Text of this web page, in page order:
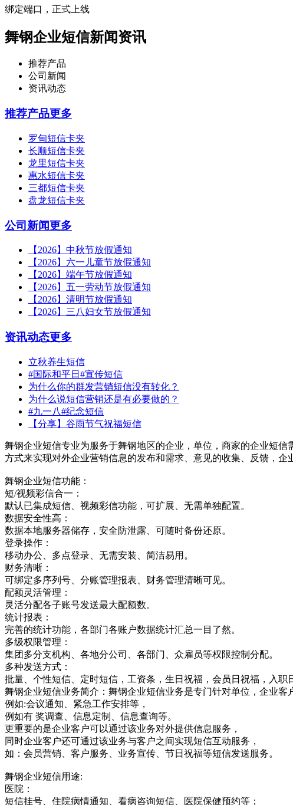
绑定端口，正式上线
舞钢企业短信新闻资讯
推荐产品
公司新闻
资讯动态
推荐产品更多
罗甸短信卡夹
长顺短信卡夹
龙里短信卡夹
惠水短信卡夹
三都短信卡夹
盘龙短信卡夹
公司新闻更多
【2026】中秋节放假通知
【2026】六一儿童节放假通知
【2026】端午节放假通知
【2026】五一劳动节放假通知
【2026】清明节放假通知
【2026】三八妇女节放假通知
资讯动态更多
立秋养生短信
#国际和平日#宣传短信
为什么你的群发营销短信没有转化？
为什么说短信营销还是有必要做的？
#九一八#纪念短信
【分享】谷雨节气祝福短信
舞钢企业短信专业为服务于舞钢地区的企业，单位，商家的企业短
方式来实现对外企业营销信息的发布和需求、意见的收集、反馈，企
舞钢企业短信功能：
短/视频彩信合一：
默认已集成短信、视频彩信功能，可扩展、无需单独配置。
数据安全性高：
数据本地服务器储存，安全防泄露、可随时备份还原。
登录操作：
移动办公、多点登录、无需安装、简洁易用。
财务清晰：
可绑定多序列号、分账管理报表、财务管理清晰可见。
配额灵活管理：
灵活分配各子账号发送最大配额数。
统计报表：
完善的统计功能，各部门各账户数据统计汇总一目了然。
多级权限管理：
集团多分支机构、各地分公司、各部门、众雇员等权限控制分配。
多种发送方式：
批量、个性短信、定时短信，工资条，生日祝福，会员日祝福，入职
舞钢企业短信业务简介：舞钢企业短信业务是专门针对单位，企业
例如:会议通知、紧急工作安排等，
例如有 奖调查、信息定制、信息查询等。
更重要的是企业客户可以通过该业务对外提供信息服务，
同时企业客户还可通过该业务与客户之间实现短信互动服务，
如：会员营销、客户服务、业务宣传、节日祝福等短信发送服务。
舞钢企业短信用途:
医院：
短信挂号、住院病情通知、看病咨询短信、医院保健预约等；